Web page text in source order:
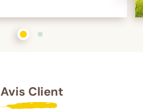
1
sur 2 2sur 2
Avis Client